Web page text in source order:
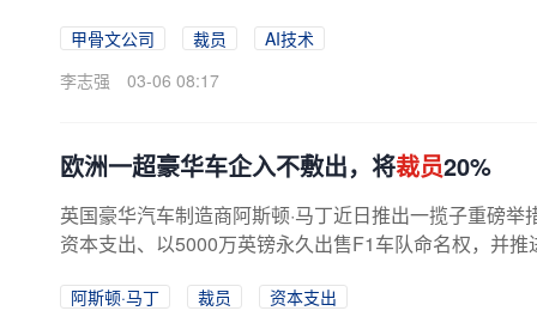
甲骨文公司 裁员
AI技术
李志强
03-06 08:17
欧洲一超豪华车企入不敷出，将裁员20%
英国豪华汽车制造商阿斯顿·马丁近日推出一揽子重磅举
资本支出、以5000万英镑永久出售F1车队命名权，并
阿斯顿·马丁 裁员
资本支出